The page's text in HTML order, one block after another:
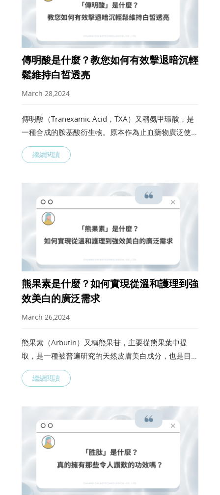
傳明酸是什麼？教您如何有效擊退暗沉輕
鬆維持白皙透亮
March 28,2024
傳明酸（Tranexamic Acid，TXA）又稱氨甲環酸，是
一種合成的胺基酸衍生物。原本作為止血藥物廣泛使用
於臨床。近期研究發現水溶性的傳明酸對於改善皮膚色
素沉澱有顯著效果，因此開始被應用於美白護膚產品
一。
繼續閱讀
熊果素是什麼？如何實現從溫和護理到強
效美白的廣泛需求
March 26,2024
熊果素（Arbutin）又稱熊果苷，主要從熊果葉中提
取，是一種被普遍研究的天然皮膚美白成分，也是目前
衛生福利部核准使用的13種美白成分之一。熊果素能
夠有效地抑制酪氨酸酶的活性，控制黑色素的產生，因
膚色讓您的肌
繼續閱讀